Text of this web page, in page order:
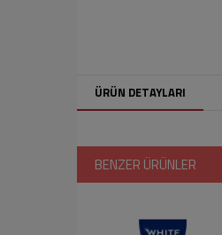
ÜRÜN DETAYLARI
BENZER ÜRÜNLER